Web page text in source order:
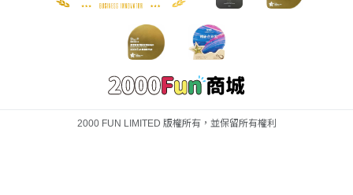
2000 FUN LIMITED 版權所有，並保留所有權利